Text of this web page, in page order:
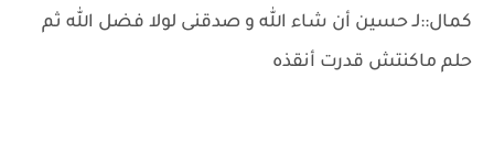
كمال::لـ حسين أن شاء الله و صدقنى لولا فضل الله ثم
حلم ماكنتش قدرت أنقذه